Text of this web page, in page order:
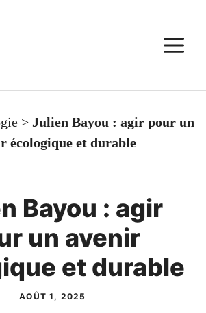
> Julien Bayou : agir pour un
écologique et durable
Bayou : agir
un avenir
et durable
AOÛT 1, 2025